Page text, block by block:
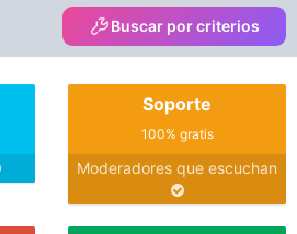
Buscar por criterios
Soporte
100% gratis
Moderadores que escuchan